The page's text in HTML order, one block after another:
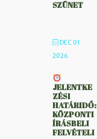
SZÜNET
DEC 01
2026
JELENTKE
ZÉSI
HATÁRIDŐ:
KÖZPONTI
ÍRÁSBELI
FELVÉTELI